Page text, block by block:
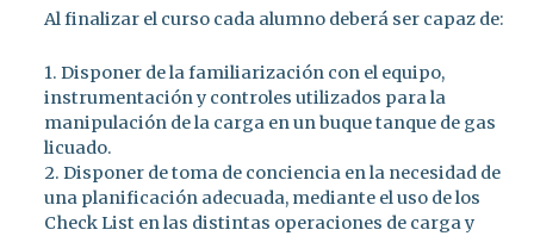
Al finalizar el curso cada alumno deberá ser capaz de:
1. Disponer de la familiarización con el equipo,
instrumentación y controles utilizados para la
manipulación de la carga en un buque tanque de gas
licuado.
2. Disponer de toma de conciencia en la necesidad de
una planificación adecuada, mediante el uso de los
Check List en las distintas operaciones de carga y